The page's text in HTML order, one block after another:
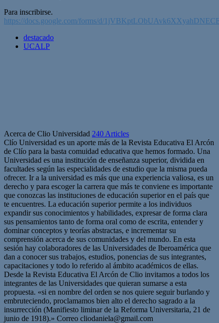
Para inscribirse.
https://docs.google.com/forms/d/
destacado
UCALP
Acerca de Clio Universidad 240 Articles
Clío Universidad es un aporte más de la Revista Educativa El Arcón
de Clío para la basta comuidad educativa que hemos formado. Una
Universidad es una institución de enseñanza superior, dividida en
facultades según las especialidades de estudio que la misma pueda
ofrecer. Ir a la universidad es más que una experiencia valiosa, es un
derecho y para escoger la carrera que más te conviene es importante
que conozcas las instituciones de educación superior en el país que
te encuentres. La educación superior permite a los individuos
expandir sus conocimientos y habilidades, expresar de forma clara
sus pensamientos tanto de forma oral como de escrita, entender y
dominar conceptos y teorías abstractas, e incrementar su
comprensión acerca de sus comunidades y del mundo. En esta
sesión hay colaboradores de las Universidades de Iberoamérica que
dan a conocer sus trabajos, estudios, ponencias de sus integrantes,
capacitaciones y todo lo referido al ámbito académicos de ellas.
Desde la Revista Educativa El Arcón de Clio invitamos a todos los
integrantes de las Universidades que quieran sumarse a esta
propuesta. «si en nombre del orden se nos quiere seguir burlando y
embruteciendo, proclamamos bien alto el derecho sagrado a la
insurrección (Manifiesto liminar de la Reforma Universitaria, 21 de
junio de 1918).» Correo cliodaniela@gmail.com